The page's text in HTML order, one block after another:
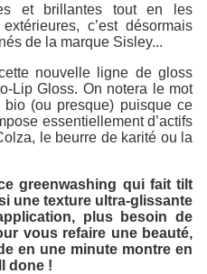
et brillantes tout en les
c’est désormais
de la marque Sisley...
nouvelle ligne de gloss
Lip Gloss. On notera le mot
(ou presque) puisque ce
essentiellement d’actifs
le beurre de karité ou la
greenwashing qui fait tilt
une texture ultra-glissante
plus besoin de
vous refaire une beauté,
en une minute montre en
done !